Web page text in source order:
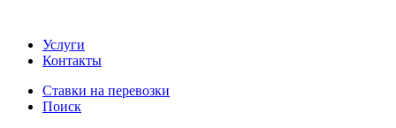
Услуги
Контакты
Ставки на перевозки
Поиск